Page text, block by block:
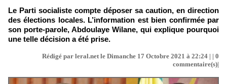
Le Parti socialiste compte déposer sa caution, en direction
des élections locales. L’information est bien confirmée par
son porte-parole, Abdoulaye Wilane, qui explique pourquoi
une telle décision a été prise.
Rédigé par leral.net le Dimanche 17 Octobre 2021 à 22:24 | | 0
commentaire(s)|